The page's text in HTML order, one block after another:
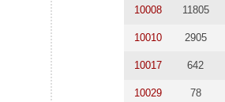
10008 11805
10010 2905
10017 642
10029 78